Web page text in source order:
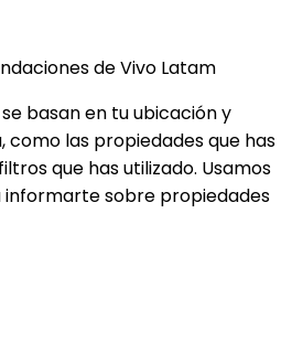
de Vivo Latam
basan en tu ubicación y
como las propiedades que has
que has utilizado. Usamos
sobre propiedades